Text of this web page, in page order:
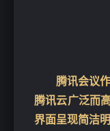
腾讯会议
腾讯云广泛而
界面呈现简洁